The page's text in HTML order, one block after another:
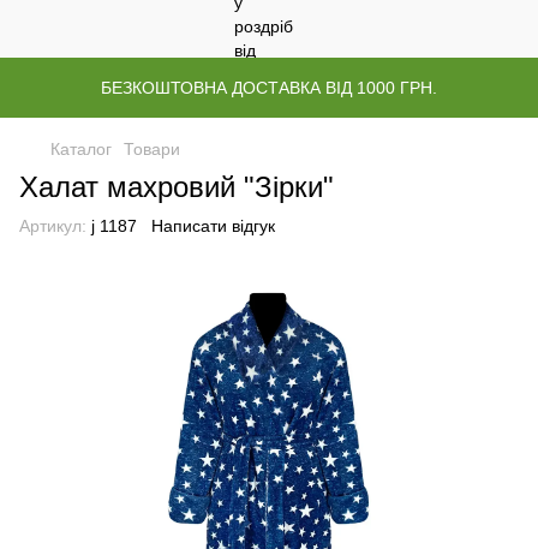
БЕЗКОШТОВНА ДОСТАВКА ВІД 1000 ГРН.
Каталог Товари
Халат махровий "Зірки"
Артикул: j 1187 Написати відгук